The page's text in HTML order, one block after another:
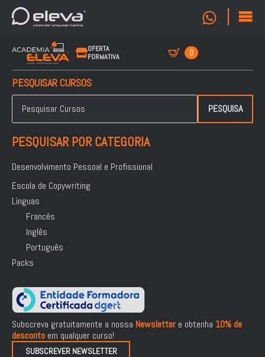
OFERTA
FORMATIVA
0
PESQUISAR CURSOS
Pesquisar
por: PESQUISA
PESQUISAR POR CATEGORIA
Desenvolvimento Pessoal e Profissional
Escola de Copywriting
Línguas
Francês
Inglês
Português
Packs
Subscreva gratuitamente a nossa Newsletter e obtenha 10% de
desconto em qualquer curso!
SUBSCREVER NEWSLETTER